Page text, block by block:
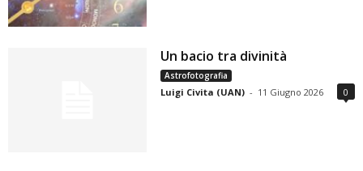
Un bacio tra divinità
Astrofotografia
Luigi Civita (UAN) - 11 Giugno 2026 0